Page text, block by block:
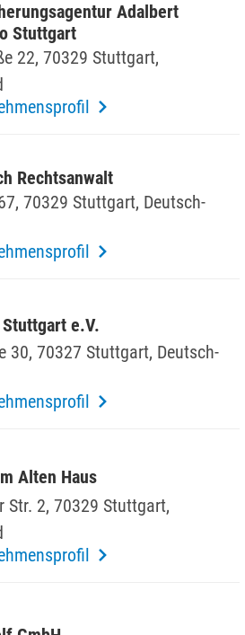
Adal­bert
Stutt­gart
22, 70329 Stutt­gart,
Rechts­an­walt
70329 Stutt­gart, Deutsch­
e.V.
30, 70327 Stutt­gart, Deutsch­
Alten Haus
Str. 2, 70329 Stutt­gart,